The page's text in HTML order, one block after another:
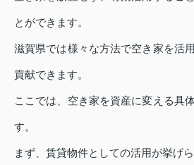
とができます。
滋賀県では様々な方法で空き家を活
貢献できます。
ここでは、空き家を資産に変える具
す。
まず、賃貸物件としての活用が挙げら